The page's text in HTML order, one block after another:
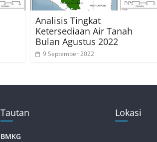
Analisis Tingkat
Ketersediaan Air Tanah
Bulan Agustus 2022
9 September 2022
Tautan
BMKG
Lokasi